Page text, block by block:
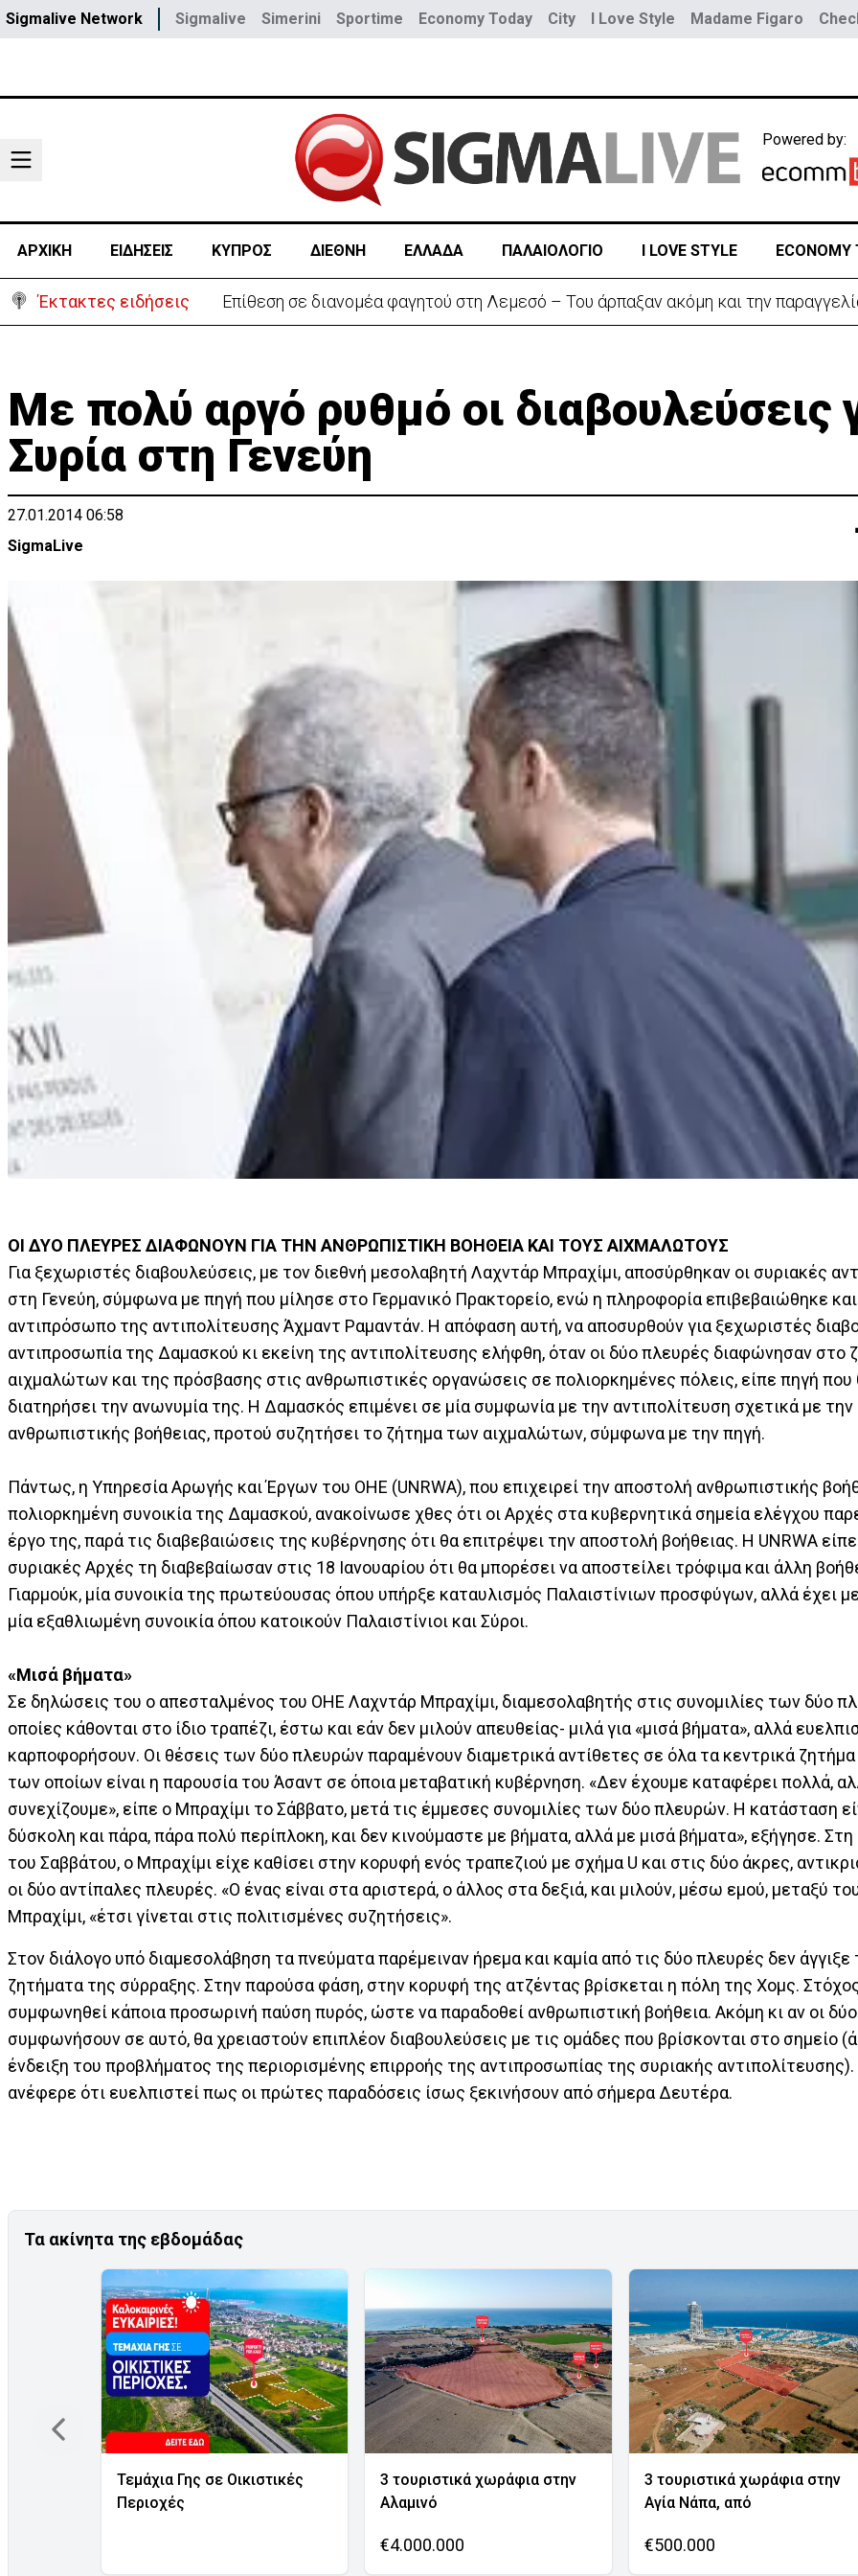
Sigmalive Network Sigmalive Simerini Sportime Economy Today City I Love Style Madame Figaro
Powered by:
ΑΡΧΙΚΗ ΕΙΔΗΣΕΙΣ ΚΥΠΡΟΣ ΔΙΕΘΝΗ ΕΛΛΑΔΑ ΠΑΛΑΙΟΛΟΓΙΟ I LOVE STYLE ECONOMY
Έκτακτες ειδήσεις Ο στρατηγός του Τραμπ «αναζητά διέξοδο» από τον πόλεμο με το Ιράν
Με πολύ αργό ρυθμό οι διαβουλεύσεις
Συρία στη Γενεύη
27.01.2014 06:58
SigmaLive
ΟΙ ΔΥΟ ΠΛΕΥΡΕΣ ΔΙΑΦΩΝΟΥΝ ΓΙΑ ΤΗΝ ΑΝΘΡΩΠΙΣΤΙΚΗ ΒΟΗΘΕΙΑ ΚΑΙ ΤΟΥΣ ΑΙΧΜΑΛΩΤΟΥΣ
Για ξεχωριστές διαβουλεύσεις, με τον διεθνή μεσολαβητή Λαχντάρ Μπραχίμι, αποσύρθηκαν οι συριακές
στη Γενεύη, σύμφωνα με πηγή που μίλησε στο Γερμανικό Πρακτορείο, ενώ η πληροφορία επιβεβαιώθηκε
αντιπρόσωπο της αντιπολίτευσης Άχμαντ Ραμαντάν. Η απόφαση αυτή, να αποσυρθούν για ξεχωριστές
αντιπροσωπία της Δαμασκού κι εκείνη της αντιπολίτευσης ελήφθη, όταν οι δύο πλευρές διαφώνησαν στο
αιχμαλώτων και της πρόσβασης στις ανθρωπιστικές οργανώσεις σε πολιορκημένες πόλεις, είπε πηγή που
διατηρήσει την ανωνυμία της. Η Δαμασκός επιμένει σε μία συμφωνία με την αντιπολίτευση σχετικά με
ανθρωπιστικής βοήθειας, προτού συζητήσει το ζήτημα των αιχμαλώτων, σύμφωνα με την πηγή.
Πάντως, η Υπηρεσία Αρωγής και Έργων του ΟΗΕ (UNRWA), που επιχειρεί την αποστολή ανθρωπιστικής
πολιορκημένη συνοικία της Δαμασκού, ανακοίνωσε χθες ότι οι Αρχές στα κυβερνητικά σημεία ελέγχου
έργο της, παρά τις διαβεβαιώσεις της κυβέρνησης ότι θα επιτρέψει την αποστολή βοήθειας. Η UNRWA είπε
συριακές Αρχές τη διαβεβαίωσαν στις 18 Ιανουαρίου ότι θα μπορέσει να αποστείλει τρόφιμα και άλλη
Γιαρμούκ, μία συνοικία της πρωτεύουσας όπου υπήρξε καταυλισμός Παλαιστίνιων προσφύγων, αλλά έχει
μία εξαθλιωμένη συνοικία όπου κατοικούν Παλαιστίνιοι και Σύροι.
«Μισά βήματα»
Σε δηλώσεις του ο απεσταλμένος του ΟΗΕ Λαχντάρ Μπραχίμι, διαμεσολαβητής στις συνομιλίες των δύο
οποίες κάθονται στο ίδιο τραπέζι, έστω και εάν δεν μιλούν απευθείας- μιλά για «μισά βήματα», αλλά
καρποφορήσουν. Οι θέσεις των δύο πλευρών παραμένουν διαμετρικά αντίθετες σε όλα τα κεντρικά
των οποίων είναι η παρουσία του Άσαντ σε όποια μεταβατική κυβέρνηση. «Δεν έχουμε καταφέρει πολλά,
συνεχίζουμε», είπε ο Μπραχίμι το Σάββατο, μετά τις έμμεσες συνομιλίες των δύο πλευρών. Η κατάσταση
δύσκολη και πάρα, πάρα πολύ περίπλοκη, και δεν κινούμαστε με βήματα, αλλά με μισά βήματα», εξήγησε.
του Σαββάτου, ο Μπραχίμι είχε καθίσει στην κορυφή ενός τραπεζιού με σχήμα U και στις δύο άκρες,
οι δύο αντίπαλες πλευρές. «Ο ένας είναι στα αριστερά, ο άλλος στα δεξιά, και μιλούν, μέσω εμού, μεταξύ
Μπραχίμι, «έτσι γίνεται στις πολιτισμένες συζητήσεις».
Στον διάλογο υπό διαμεσολάβηση τα πνεύματα παρέμειναν ήρεμα και καμία από τις δύο πλευρές δεν
ζητήματα της σύρραξης. Στην παρούσα φάση, στην κορυφή της ατζέντας βρίσκεται η πόλη της Χομς. Στόχος
συμφωνηθεί κάποια προσωρινή παύση πυρός, ώστε να παραδοθεί ανθρωπιστική βοήθεια. Ακόμη κι αν οι
συμφωνήσουν σε αυτό, θα χρειαστούν επιπλέον διαβουλεύσεις με τις ομάδες που βρίσκονται στο σημείο
ένδειξη του προβλήματος της περιορισμένης επιρροής της αντιπροσωπίας της συριακής
ανέφερε ότι ευελπιστεί πως οι πρώτες παραδόσεις ίσως ξεκινήσουν από σήμερα Δευτέρα.
Τα ακίνητα της εβδομάδας
Τεμάχια Γης σε Οικιστικές
Περιοχές
3 τουριστικά χωράφια στην
Αλαμινό
€4.000.000
3 τουριστικά χωράφια στην
Αγία Νάπα, από
€500.000